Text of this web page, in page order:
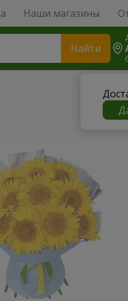
Наши магазины
Найти